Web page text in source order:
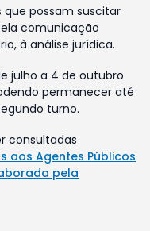
que possam suscitar
comunicação
à análise jurídica.
julho a 4 de outubro
permanecer até
turno.
consultadas
aos Agentes Públicos
pela